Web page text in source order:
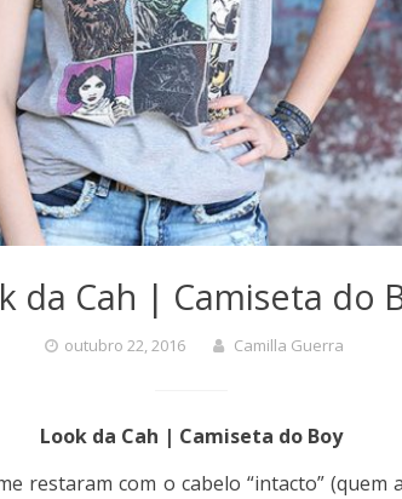
da Cah | Camiseta do
outubro 22, 2016 Camilla Guerra
Look da Cah | Camiseta do Boy
restaram com o cabelo “intacto” (quem